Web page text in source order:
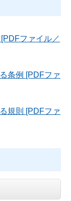
ファイル／
条例 [PDFファ
規則 [PDFファ